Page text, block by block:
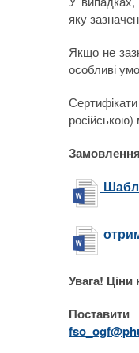
яку
Якщо не
особливі
Увага!